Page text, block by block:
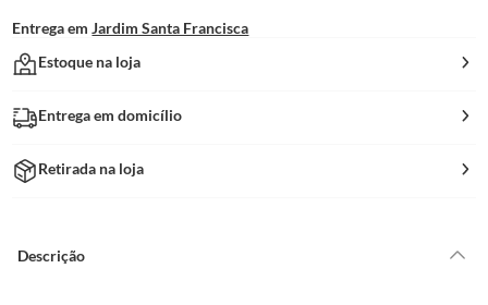
Entrega em Jardim Santa Francisca
Estoque na loja
Entrega em domicílio
Retirada na loja
Descrição